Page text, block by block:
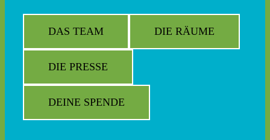
DAS TEAM DIE RÄUME
DIE PRESSE
DEINE SPENDE